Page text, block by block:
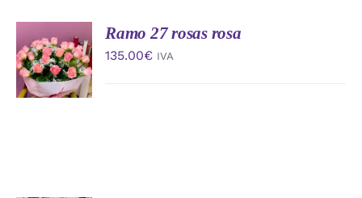
AL
CARRITO
/
DETALLES
Ramo 27 rosas rosa
135.00€ IVA